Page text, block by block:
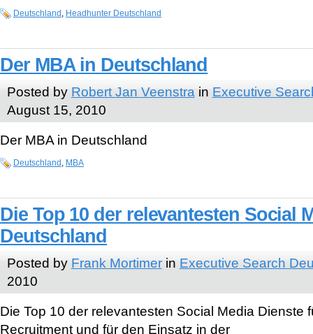
Deutschland , Headhunter Deutschland
Der MBA in Deutschland
Posted by Robert Jan Veenstrain Executive
August 15, 2010
Der MBA in Deutschland
Deutschland , MBA
Die Top 10 der relevantesten Social
Deutschland
Posted by Frank Mortimerin Executive Search
2010
Die Top 10 der relevantesten Social Media Dienste
Recruitment und für den Einsatz in der